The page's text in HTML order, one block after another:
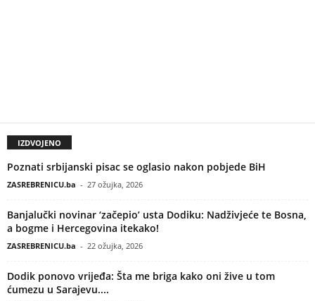
IZDVOJENO
Poznati srbijanski pisac se oglasio nakon pobjede BiH
ZASREBRENICU.ba - 27 ožujka, 2026
Banjalučki novinar ‘začepio’ usta Dodiku: Nadživjeće te Bosna,
a bogme i Hercegovina itekako!
ZASREBRENICU.ba - 22 ožujka, 2026
Dodik ponovo vrijeđa: Šta me briga kako oni žive u tom
ćumezu u Sarajevu....